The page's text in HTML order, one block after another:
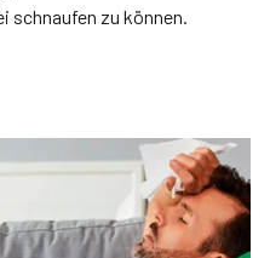
schnaufen zu können.